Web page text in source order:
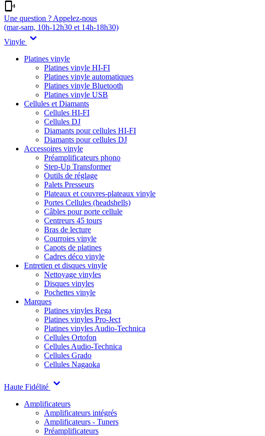
Une question ? Appelez-nous
(mar-sam, 10h-12h30 et 14h-18h30)
Vinyle
Platines vinyle
Platines vinyle HI-FI
Platines vinyle automatiques
Platines vinyle Bluetooth
Platines vinyle USB
Cellules et Diamants
Cellules HI-FI
Cellules DJ
Diamants pour cellules HI-FI
Diamants pour cellules DJ
Accessoires vinyle
Préamplificateurs phono
Step-Up Transformer
Outils de réglage
Palets Presseurs
Plateaux et couvres-plateaux vinyle
Portes Cellules (headshells)
Câbles pour porte cellule
Centreurs 45 tours
Bras de lecture
Courroies vinyle
Capots de platines
Cadres déco vinyle
Entretien et disques vinyle
Nettoyage vinyles
Disques vinyles
Pochettes vinyle
Marques
Platines vinyles Rega
Platines vinyles Pro-Ject
Platines vinyles Audio-Technica
Cellules Ortofon
Cellules Audio-Technica
Cellules Grado
Cellules Nagaoka
Haute Fidélité
Amplificateurs
Amplificateurs intégrés
Amplificateurs - Tuners
Préamplificateurs